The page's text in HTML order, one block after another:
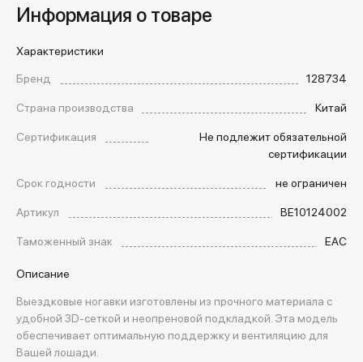
ОПЛАТА И ДОСТАВКА
Вход в личный кабинет
+7 (495) 139-66-00
Информация о товаре
Характеристики
Бренд
128734
Страна производства
Китай
Сертификация
Не подлежит обязательной
сертификации
Срок годности
не ограничен
Артикул
BE10124002
Таможенный знак
EAC
Описание
Выездковые ногавки изготовлены из прочного материала с
удобной 3D-сеткой и неопреновой подкладкой. Эта модель
обеспечивает оптимальную поддержку и вентиляцию для
Вашей лошади.